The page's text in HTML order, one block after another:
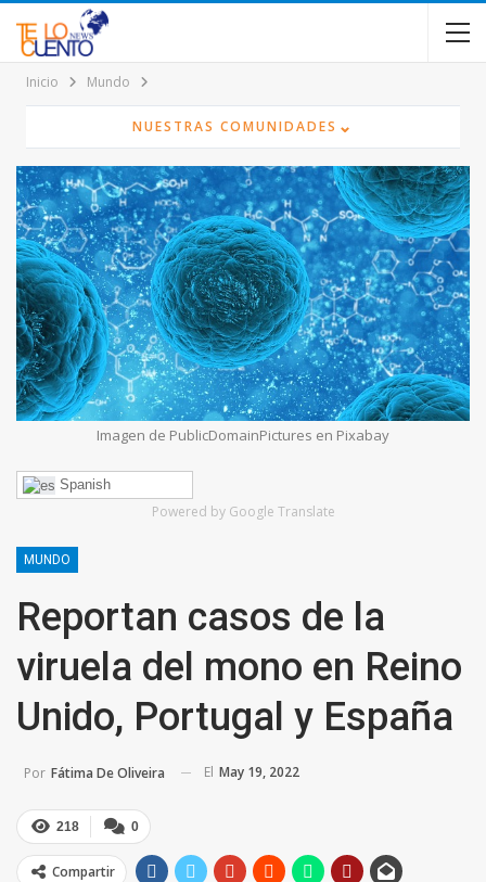
Inicio Mundo
NUESTRAS COMUNIDADES ⌄
Imagen de PublicDomainPictures en Pixabay
Spanish
Powered by Google Translate
MUNDO
Reportan casos de la
viruela del mono en Reino
Unido, Portugal y España
Por Fátima De Oliveira El May 19, 2022
0
218
Compartir